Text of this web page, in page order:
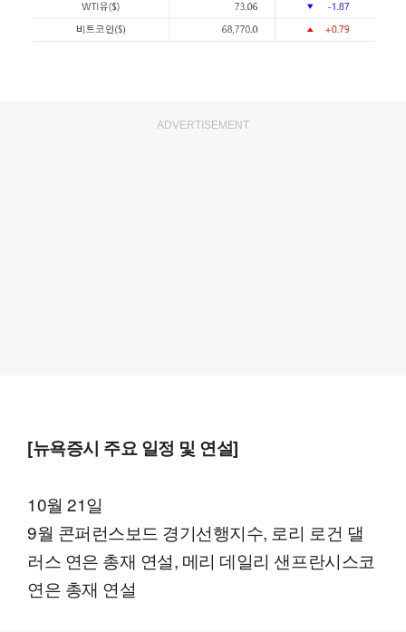
ADVERTISEMENT
[뉴욕증시 주요 일정 및 연설]
10월 21일
9월 콘퍼런스보드 경기선행지수, 로리 로건 댈
러스 연은 총재 연설, 메리 데일리 샌프란시스코
연은 총재 연설